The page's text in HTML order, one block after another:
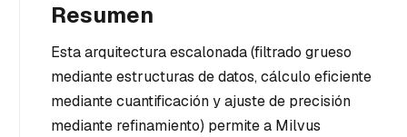
Resumen
Esta arquitectura escalonada (filtrado grueso
mediante estructuras de datos, cálculo eficiente
mediante cuantificación y ajuste de precisión
mediante refinamiento) permite a Milvus